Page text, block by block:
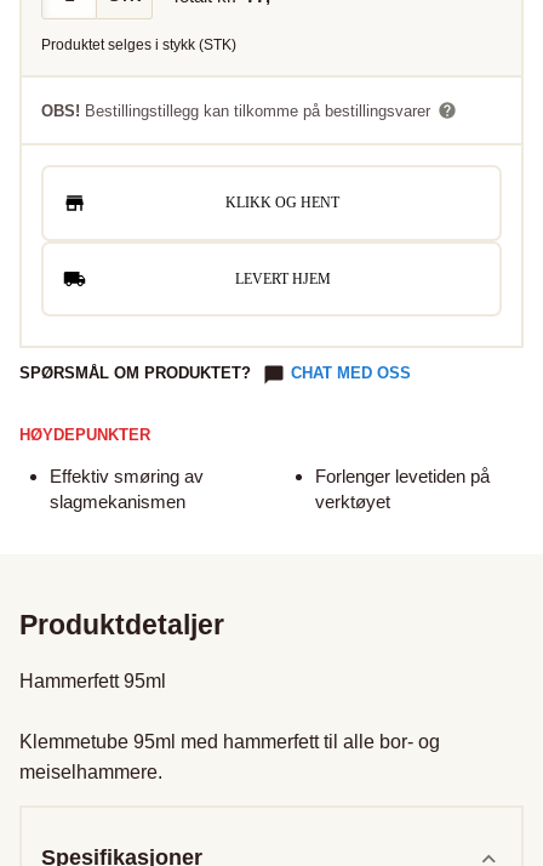
Produktet selges i stykk (STK)
OBS! Bestillingstillegg kan tilkomme på bestillingsvarer
KLIKK OG HENT
LEVERT HJEM
SPØRSMÅL OM PRODUKTET? CHAT MED OSS
HØYDEPUNKTER
Effektiv smøring av
slagmekanismen
Forlenger levetiden på
verktøyet
Produktdetaljer
Hammerfett 95ml
Klemmetube 95ml med hammerfett til alle bor- og
meiselhammere.
Spesifikasjoner